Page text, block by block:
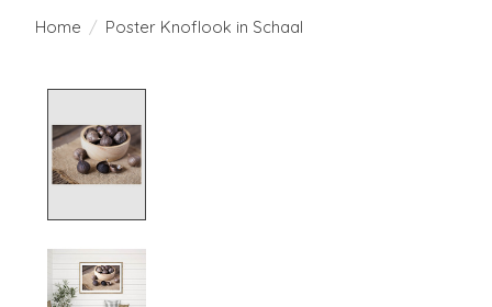
Home / Poster Knoflook in Schaal